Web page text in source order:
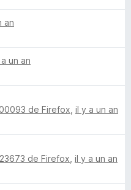
an
un an
de Firefox il y a un an
de Firefox il y a un an